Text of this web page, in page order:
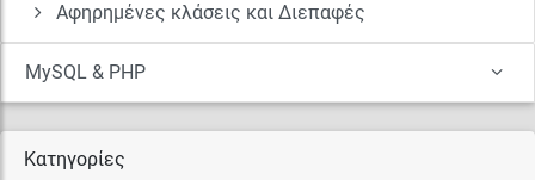
Αφηρημένες κλάσεις και Διεπαφές
MySQL & PHP
Κατηγορίες